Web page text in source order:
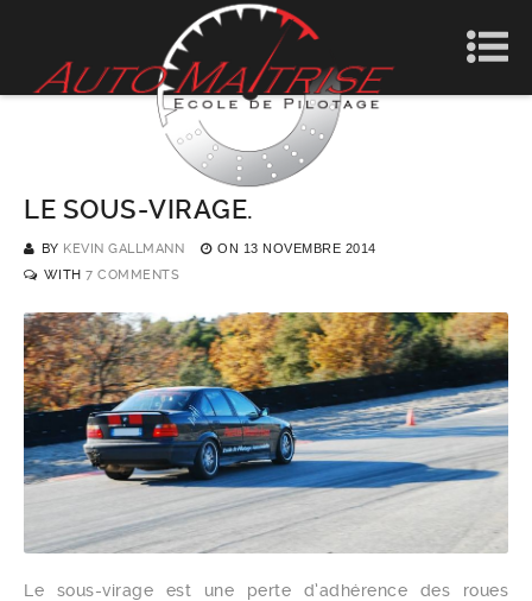
LE SOUS-VIRAGE.
BY KEVIN GALLMANN ON 13 NOVEMBRE 2014
WITH 7 COMMENTS
Le sous-virage est une perte d’adhérence des roues